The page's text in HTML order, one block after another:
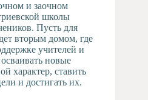
и заочном
школы
Пусть для
вторым домом, где
учителей и
новые
характер, ставить
и достигать их.